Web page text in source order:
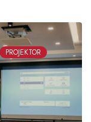
PROJEKTOR